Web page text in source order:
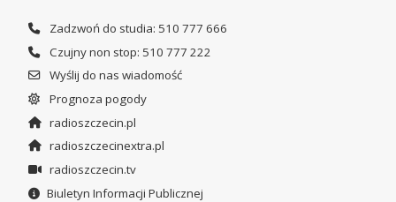
Zadzwoń do studia: 510 777 666
Czujny non stop: 510 777 222
Wyślij do nas wiadomość
Prognoza pogody
radioszczecin.pl
radioszczecinextra.pl
radioszczecin.tv
Biuletyn Informacji Publicznej